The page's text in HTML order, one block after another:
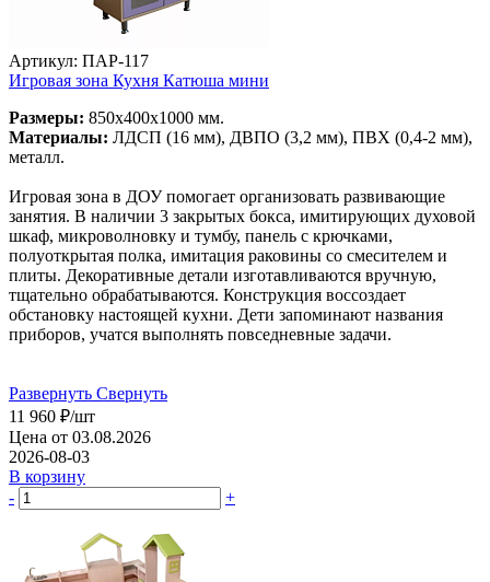
Артикул: ПАР-117
Игровая зона Кухня Катюша мини
Размеры: 850х400х1000 мм.
Материалы: ЛДСП (16 мм), ДВПО (3,2 мм), ПВХ (0,4-2 мм),
металл.
Игровая зона в ДОУ помогает организовать развивающие
занятия. В наличии 3 закрытых бокса, имитирующих духовой
шкаф, микроволновку и тумбу, панель с крючками,
полуоткрытая полка, имитация раковины со смесителем и
плиты. Декоративные детали изготавливаются вручную,
тщательно обрабатываются. Конструкция воссоздает
обстановку настоящей кухни. Дети запоминают названия
приборов, учатся выполнять повседневные задачи.
Развернуть Свернуть
11 960 ₽/шт
Цена от 03.08.2026
2026-08-03
В корзину
-
+